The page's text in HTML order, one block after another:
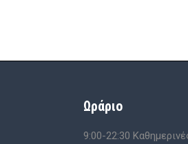
Ωράριο
9:00-22:30